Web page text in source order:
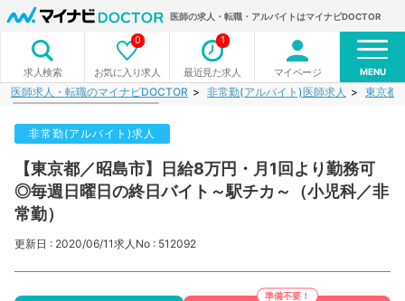
医師の求人・転職・アルバイトはマイナビDOCTOR
求人検索 お気に入り求人
0
最近見た求人
1
マイページ MENU
医師求人・転職のマイナビDOCTOR 非常勤(アルバイト)医師求人 東京都
非常勤(アルバイト)求人
【東京都／昭島市】日給8万円・月1回より勤務可
◎毎週日曜日の終日バイト～駅チカ～（小児科／非
常勤）
更新日 : 2020/06/11求人No : 512092